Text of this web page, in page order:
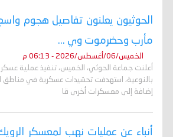
الحوثيون يعلنون تفاصيل هجوم
مأرب وحضرموت وي ...
الخميس/06/أغسطس/2026 - 06:13 م
أعلنت جماعة الحوثي، الخميس، تنفيذ عملية
بالنوعية، استهدفت تحشيدات عسكرية في مناطق
إضافة إلى معسكرات أخرى قا
أنباء عن عمليات نهب لمعسكر